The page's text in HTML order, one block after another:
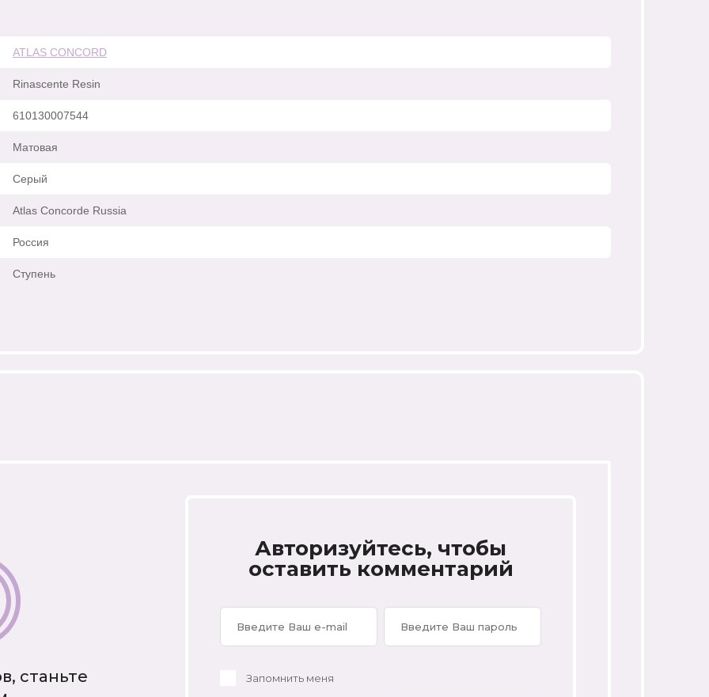
ATLAS CONCORD
Rinascente Resin
610130007544
Матовая
Серый
Atlas Concorde Russia
Россия
Ступень
станьте
Авторизуйтесь, чтобы
оставить комментарий
Запомнить меня